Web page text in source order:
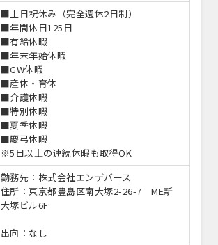
■土日祝休み（完全週休2日制）
■年間休日125日
■有給休暇
■年末年始休暇
■GW休暇
■産休・育休
■介護休暇
■特別休暇
■夏季休暇
■慶弔休暇
※5日以上の連続休暇も取得OK
勤務先：株式会社エンデバース
住所：東京都豊島区南大塚2-26-7 ME新
大塚ビル6F
出向：なし